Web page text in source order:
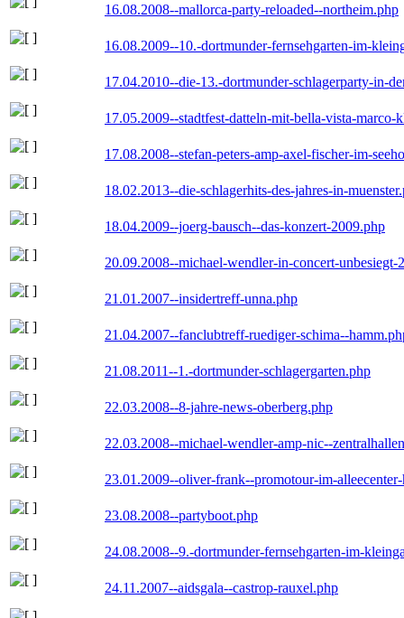
16.08.2008--mallorca-party-reloaded--northeim.php
16.08.2009--10.-dortmunder-fernsehgarten-im-
17.04.2010--die-13.-dortmunder-schlagerparty-in-
17.05.2009--stadtfest-datteln-mit-bella-vista-marco-
17.08.2008--stefan-peters-amp-axel-fischer-im-
18.02.2013--die-schlagerhits-des-jahres-in-
18.04.2009--joerg-bausch--das-konzert-2009.php
20.09.2008--michael-wendler-in-concert-unbesiegt-
21.01.2007--insidertreff-unna.php
21.04.2007--fanclubtreff-ruediger-schima--
21.08.2011--1.-dortmunder-schlagergarten.php
22.03.2008--8-jahre-news-oberberg.php
22.03.2008--michael-wendler-amp-nic--
23.01.2009--oliver-frank--promotour-im-
23.08.2008--partyboot.php
24.08.2008--9.-dortmunder-fernsehgarten-im-
24.11.2007--aidsgala--castrop-rauxel.php